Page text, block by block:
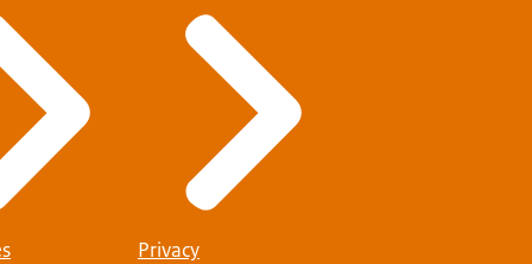
Privacy